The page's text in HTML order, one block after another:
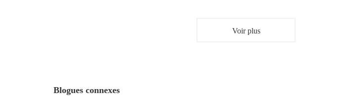
Voir plus
Blogues connexes